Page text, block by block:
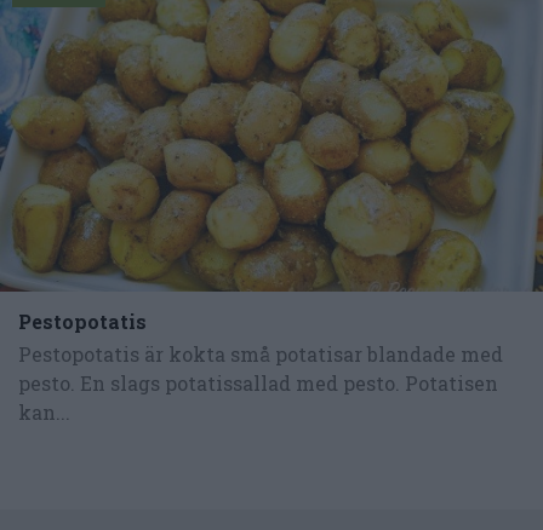
Pestopotatis
Pestopotatis är kokta små potatisar blandade med
pesto. En slags potatissallad med pesto. Potatisen
kan...